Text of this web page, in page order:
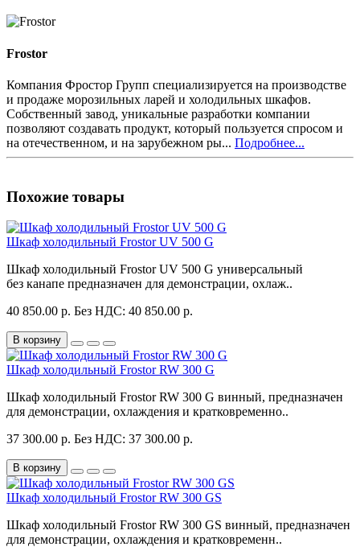
Frostor
Компания Фростор Групп специализируется на производстве
и продаже морозильных ларей и холодильных шкафов.
Собственный завод, уникальные разработки компании
позволяют создавать продукт, который пользуется спросом и
на отечественном, и на зарубежном ры... Подробнее...
Похожие товары
Шкаф холодильный Frostor UV 500 G
Шкаф холодильный Frostor UV 500 G универсальный
без канапе предназначен для демонстрации, охлаж..
40 850.00 р. Без НДС: 40 850.00 р.
В корзину
Шкаф холодильный Frostor RW 300 G
Шкаф холодильный Frostor RW 300 G винный, предназначен
для демонстрации, охлаждения и кратковременно..
37 300.00 р. Без НДС: 37 300.00 р.
В корзину
Шкаф холодильный Frostor RW 300 GS
Шкаф холодильный Frostor RW 300 GS винный, предназначен
для демонстрации, охлаждения и кратковременн..